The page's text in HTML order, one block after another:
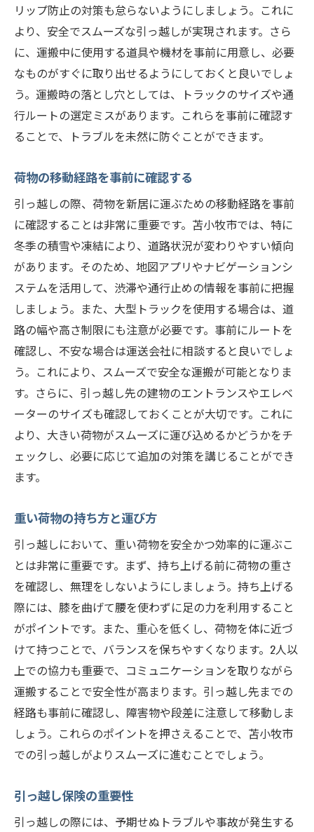
リップ防止の対策も怠らないようにしましょう。これに
より、安全でスムーズな引っ越しが実現されます。さら
に、運搬中に使用する道具や機材を事前に用意し、必要
なものがすぐに取り出せるようにしておくと良いでしょ
う。運搬時の落とし穴としては、トラックのサイズや通
行ルートの選定ミスがあります。これらを事前に確認す
ることで、トラブルを未然に防ぐことができます。
荷物の移動経路を事前に確認する
引っ越しの際、荷物を新居に運ぶための移動経路を事前
に確認することは非常に重要です。苫小牧市では、特に
冬季の積雪や凍結により、道路状況が変わりやすい傾向
があります。そのため、地図アプリやナビゲーションシ
ステムを活用して、渋滞や通行止めの情報を事前に把握
しましょう。また、大型トラックを使用する場合は、道
路の幅や高さ制限にも注意が必要です。事前にルートを
確認し、不安な場合は運送会社に相談すると良いでしょ
う。これにより、スムーズで安全な運搬が可能となりま
す。さらに、引っ越し先の建物のエントランスやエレベ
ーターのサイズも確認しておくことが大切です。これに
より、大きい荷物がスムーズに運び込めるかどうかをチ
ェックし、必要に応じて追加の対策を講じることができ
ます。
重い荷物の持ち方と運び方
引っ越しにおいて、重い荷物を安全かつ効率的に運ぶこ
とは非常に重要です。まず、持ち上げる前に荷物の重さ
を確認し、無理をしないようにしましょう。持ち上げる
際には、膝を曲げて腰を使わずに足の力を利用すること
がポイントです。また、重心を低くし、荷物を体に近づ
けて持つことで、バランスを保ちやすくなります。2人以
上での協力も重要で、コミュニケーションを取りながら
運搬することで安全性が高まります。引っ越し先までの
経路も事前に確認し、障害物や段差に注意して移動しま
しょう。これらのポイントを押さえることで、苫小牧市
での引っ越しがよりスムーズに進むことでしょう。
引っ越し保険の重要性
引っ越しの際には、予期せぬトラブルや事故が発生する